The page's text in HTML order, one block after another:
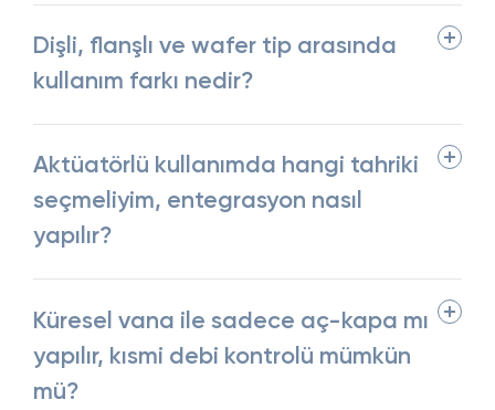
Dişli, flanşlı ve wafer tip arasında
kullanım farkı nedir?
Aktüatörlü kullanımda hangi tahriki
seçmeliyim, entegrasyon nasıl
yapılır?
Küresel vana ile sadece aç-kapa mı
yapılır, kısmi debi kontrolü mümkün
mü?